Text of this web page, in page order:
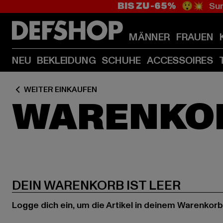
BIS ZU -65% 😲💥
MÄNNER FRAUEN
NEU BEKLEIDUNG SCHUHE ACCESSOIRES
WEITER EINKAUFEN
DEIN WARENKORB IST LEER
Logge dich ein, um die Artikel in deinem